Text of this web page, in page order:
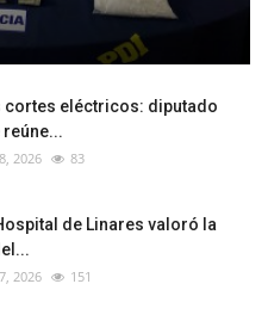
cortes eléctricos: diputado
reúne...
2026 83
de Linares valoró la
2026 151